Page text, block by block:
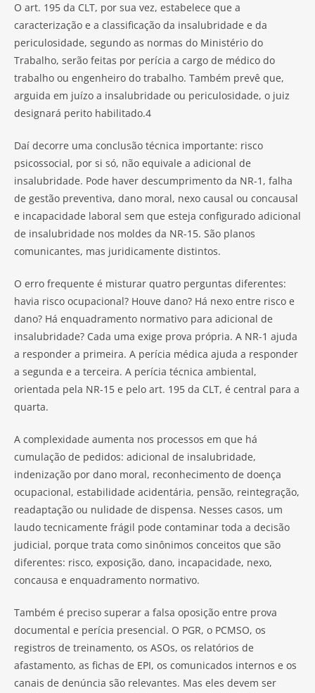
O art. 195 da CLT, por sua vez, estabelece que a
caracterização e a classificação da insalubridade e da
periculosidade, segundo as normas do Ministério do
Trabalho, serão feitas por perícia a cargo de médico do
trabalho ou engenheiro do trabalho. Também prevê que,
arguida em juízo a insalubridade ou periculosidade, o juiz
designará perito habilitado.4
Daí decorre uma conclusão técnica importante: risco
psicossocial, por si só, não equivale a adicional de
insalubridade. Pode haver descumprimento da NR-1, falha
de gestão preventiva, dano moral, nexo causal ou concausal
e incapacidade laboral sem que esteja configurado adicional
de insalubridade nos moldes da NR-15. São planos
comunicantes, mas juridicamente distintos.
O erro frequente é misturar quatro perguntas diferentes:
havia risco ocupacional? Houve dano? Há nexo entre risco e
dano? Há enquadramento normativo para adicional de
insalubridade? Cada uma exige prova própria. A NR-1 ajuda
a responder a primeira. A perícia médica ajuda a responder
a segunda e a terceira. A perícia técnica ambiental,
orientada pela NR-15 e pelo art. 195 da CLT, é central para a
quarta.
A complexidade aumenta nos processos em que há
cumulação de pedidos: adicional de insalubridade,
indenização por dano moral, reconhecimento de doença
ocupacional, estabilidade acidentária, pensão, reintegração,
readaptação ou nulidade de dispensa. Nesses casos, um
laudo tecnicamente frágil pode contaminar toda a decisão
judicial, porque trata como sinônimos conceitos que são
diferentes: risco, exposição, dano, incapacidade, nexo,
concausa e enquadramento normativo.
Também é preciso superar a falsa oposição entre prova
documental e perícia presencial. O PGR, o PCMSO, os
registros de treinamento, os ASOs, os relatórios de
afastamento, as fichas de EPI, os comunicados internos e os
canais de denúncia são relevantes. Mas eles devem ser